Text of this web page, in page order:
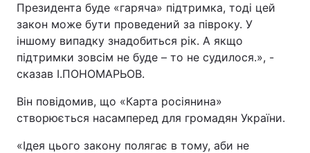
Президента буде «гаряча» підтримка, тоді цей
закон може бути проведений за півроку. У
іншому випадку знадобиться рік. А якщо
підтримки зовсім не буде – то не судилося.», -
сказав І.ПОНОМАРЬОВ.
Він повідомив, що «Карта росіянина»
створюється насамперед для громадян України.
«Ідея цього закону полягає в тому, аби не